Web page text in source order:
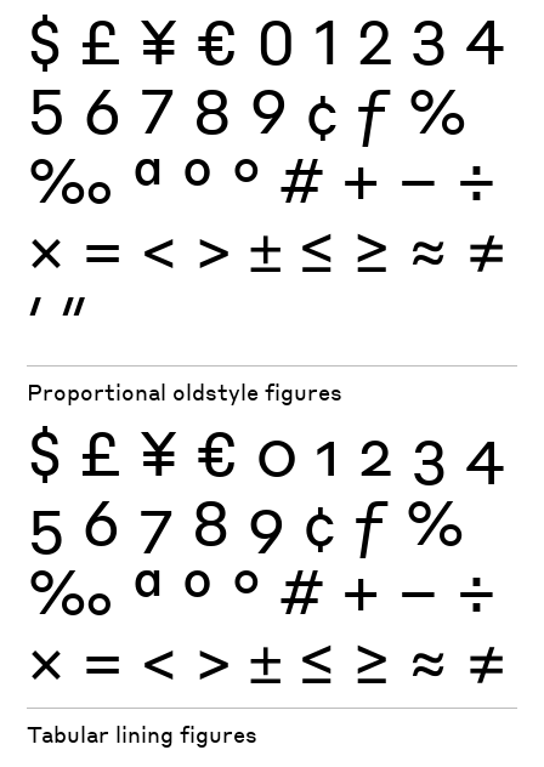
$ £ ¥ € 0 1 2 3 4
5 6 7 8 9 ¢ ƒ %
‰ ª º ° # + − ÷
× = < > ± ≤ ≥ ≈ ≠
′ ″
Proportional oldstyle figures
$ £ ¥ € 0 1 2 3 4
5 6 7 8 9 ¢ ƒ %
‰ ª º ° # + − ÷
× = < > ± ≤ ≥ ≈ ≠
Tabular lining figures